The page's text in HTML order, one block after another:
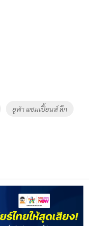
ยูฟ่า แชมเปี้ยนส์ ลีก